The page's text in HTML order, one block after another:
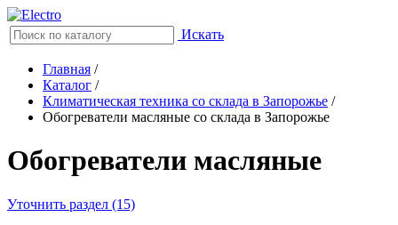
Искать
Главная /
Каталог /
Климатическая техника со склада в Запорожье /
Обогреватели масляные со склада в Запорожье
Обогреватели масляные
Уточнить раздел (15)